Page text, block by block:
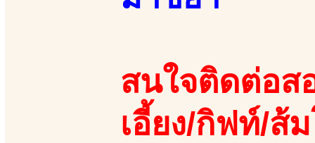
สนใจติดต่อส
เอี้ยง/กิฟท์/ส้